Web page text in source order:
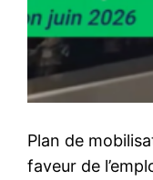
Plan de
faveur de